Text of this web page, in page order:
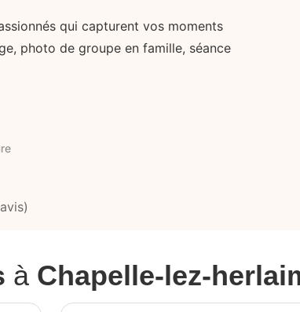
qui capturent vos moments
photo de groupe en famille, séance
à Chapelle-lez-